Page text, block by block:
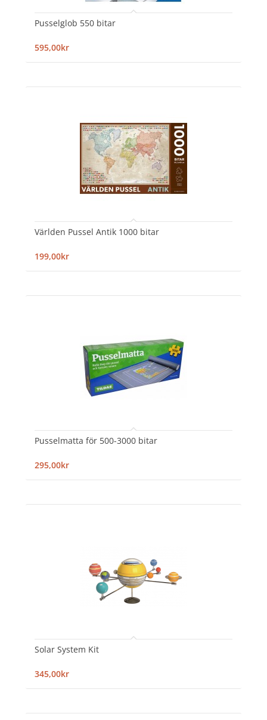
Pusselglob 550 bitar
595,00kr
Världen Pussel Antik 1000 bitar
199,00kr
Pusselmatta för 500-3000 bitar
295,00kr
Solar System Kit
345,00kr